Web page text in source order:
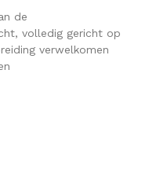
de
volledig gericht op
verwelkomen